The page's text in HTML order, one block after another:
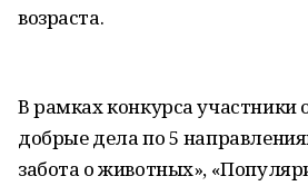
возраста.
В рамках конкурса участники
добрые дела по 5
забота о животных»,